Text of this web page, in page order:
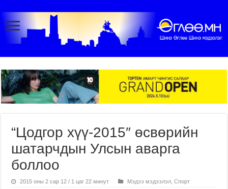
“Цодгор хүү-2015″ өсвөрийн
шатарчдын Улсын аварга
боллоо
2015 оны 2 сар 12 / 1 цаг 22 минут Мэдээ мэдээлэл ,Спорт